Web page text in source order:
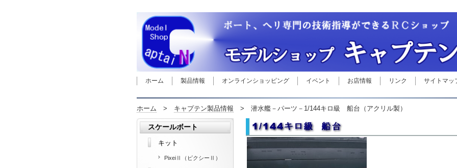
ホーム 製品情報 オンラインショッピング イベント お店情報 リンク サイトマッ
ホーム > キャプテン製品情報 > 潜水艦－パーツ－1/144キロ級 船台（アクリル製）
スケールボート
キット
PixeiⅡ（ピクシーⅡ）